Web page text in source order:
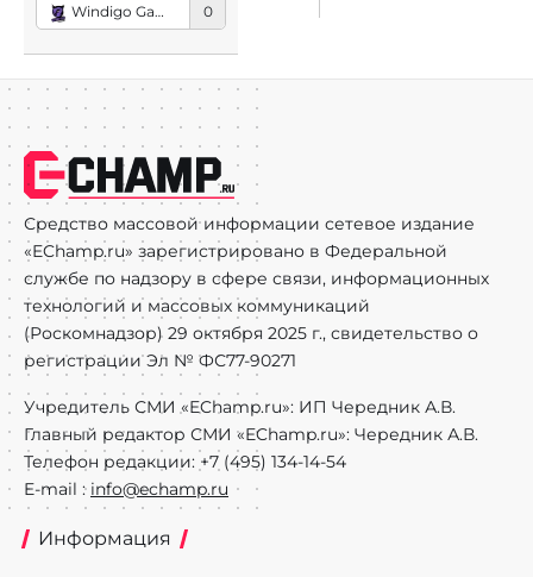
Windigo Gaming
0
Средство массовой информации сетевое издание
«EChamp.ru» зарегистрировано в Федеральной
службе по надзору в сфере связи, информационных
технологий и массовых коммуникаций
(Роскомнадзор) 29 октября 2025 г., свидетельство о
регистрации Эл № ФС77-90271
Учредитель СМИ «EChamp.ru»: ИП Чередник А.В.
Главный редактор СМИ «EChamp.ru»: Чередник А.В.
Телефон редакции: +7 (495) 134-14-54
E-mail : info@echamp.ru
Информация